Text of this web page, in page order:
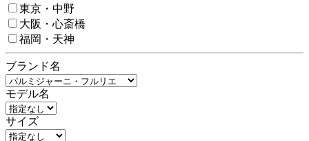
東京・中野
大阪・心斎橋
福岡・天神
ブランド名
モデル名
サイズ